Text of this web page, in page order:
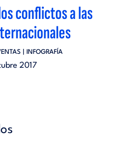
conflictos a las
| INFOGRAFÍA
2017